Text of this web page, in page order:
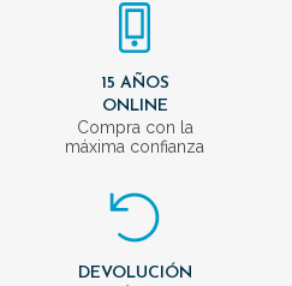
15 AÑOS
ONLINE
Compra con la
máxima confianza
DEVOLUCIÓN